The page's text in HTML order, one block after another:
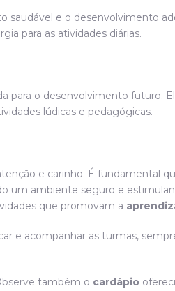
e o desenvolvimento
para as atividades diárias.
para o desenvolvimento
lúdicas e pedagógicas.
e carinho. É fundamental
um ambiente seguro e
que promovam a
e acompanhar as turmas,
também o cardápio